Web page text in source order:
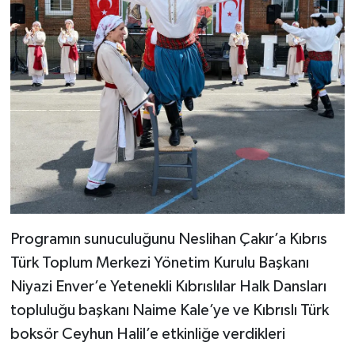
Programın sunuculuğunu Neslihan Çakır’a Kıbrıs
Türk Toplum Merkezi Yönetim Kurulu Başkanı
Niyazi Enver’e Yetenekli Kıbrıslılar Halk Dansları
topluluğu başkanı Naime Kale’ye ve Kıbrıslı Türk
boksör Ceyhun Halil’e etkinliğe verdikleri